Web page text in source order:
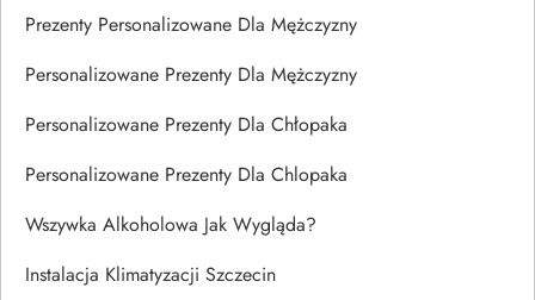
Prezenty Personalizowane Dla Mężczyzny
Personalizowane Prezenty Dla Mężczyzny
Personalizowane Prezenty Dla Chłopaka
Personalizowane Prezenty Dla Chlopaka
Wszywka Alkoholowa Jak Wygląda?
Instalacja Klimatyzacji Szczecin